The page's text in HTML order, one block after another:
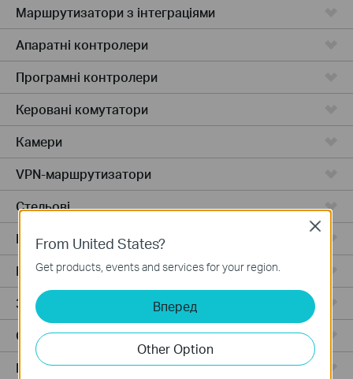
Маршрутизатори з інтеграціями
Апаратні контролери
Програмні контролери
Керовані комутатори
Камери
VPN-маршрутизатори
Стельові
Відеореєстратори
Роутери з розподілом навантаження
Зовнішні точки
Стельові
Маршрутизатори з балансування навантаження
From United States?
Get products, events and services for your region.
Вперед
Other Option
Close